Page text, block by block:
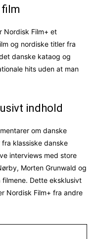
Nordisk Film+ et
og nordiske titler fra
danske kataog og
hits uden at man
indhold
om danske
klassiske danske
interviews med store
Morten Grunwald og
filmene. Dette eksklusivt
Nordisk Film+ fra andre